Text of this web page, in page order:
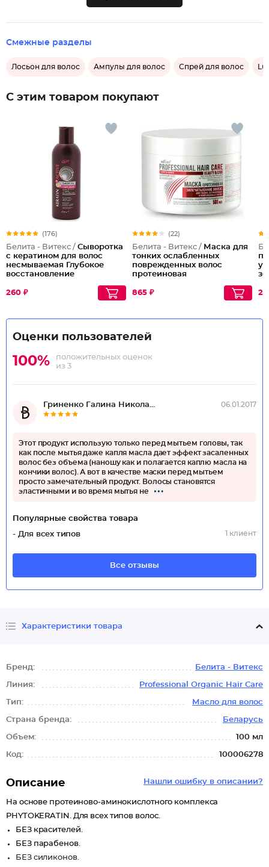
Смежные разделы
Лосьон для волос Ампулы для волос Спрей для волос
С этим товаром покупают
(176)
Белита - Витекс / Сыворотка
с кератином для волос
несмываемая Глубокое
восстановление
260 ₽
(22)
Белита - Витекс / Маска для
тонких ослабленных
поврежденных волос
протеиновая
Sealing Protein Mask for Thin
Limp and Damaged Hair
865 ₽
Оценки пользователей
100%
положительных оценок
из 3
Гриненко Галина Никола... 06.01.2017
Этот продукт использую только перед мытьем головы, так
как после мытья даже капля масла дает эффект засаленных
волос без объема (наношу как и полагается каплю масла на
кончики волос). А вот в качестве маски перед мытьем
просто замечательный продукт. Волосы становятся
эластичными и во время мытья не
Популярные свойства товара
- Для всех типов
1 клиент
Все отзывы
Характеристики товара
Бренд: Белита - Витекс
Линия: Professional Organic Hair Care
Тип: Масло для волос
Страна бренда: Беларусь
Объем: 100 мл
Код: 100006278
Нашли ошибку в описании?
Описание
На основе протеиново-аминокислотного комплекса
PHYTOKERATIN. Для всех типов волос.
БЕЗ красителей.
БЕЗ парабенов.
БЕЗ силиконов.